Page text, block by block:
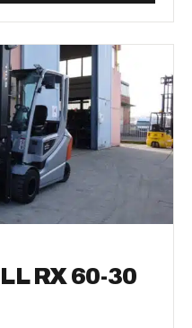
RX 60-30